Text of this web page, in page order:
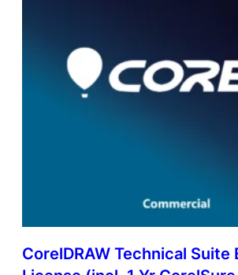
CorelDRAW Technical Suite